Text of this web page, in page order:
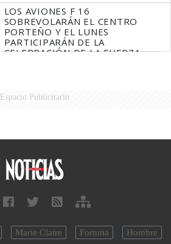
LOS AVIONES F 16
SOBREVOLARÁN EL CENTRO
PORTEÑO Y EL LUNES
PARTICIPARÁN DE LA
CELEBRACIÓN DE LA FUERZA
Espacio Publicitario
Marie Claire Fortuna
Hombre